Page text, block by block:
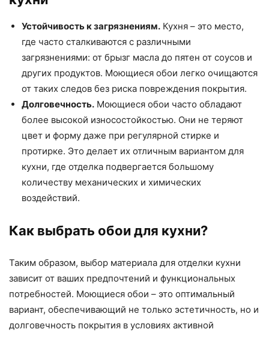
Устойчивость к загрязнениям. Кухня – это место,
где часто сталкиваются с различными
загрязнениями: от брызг масла до пятен от соусов и
других продуктов. Моющиеся обои легко очищаются
от таких следов без риска повреждения покрытия.
Долговечность. Моющиеся обои часто обладают
более высокой износостойкостью. Они не теряют
цвет и форму даже при регулярной стирке и
протирке. Это делает их отличным вариантом для
кухни, где отделка подвергается большому
количеству механических и химических
воздействий.
Как выбрать обои для кухни?
Таким образом, выбор материала для отделки кухни
зависит от ваших предпочтений и функциональных
потребностей. Моющиеся обои – это оптимальный
вариант, обеспечивающий не только эстетичность, но и
долговечность покрытия в условиях активной